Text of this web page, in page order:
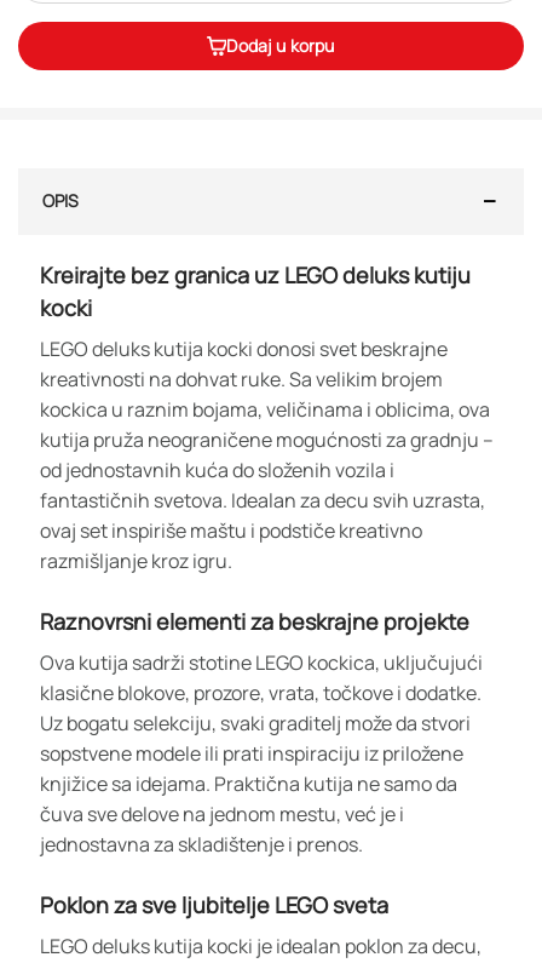
Dodaj u korpu
OPIS
Kreirajte bez granica uz LEGO deluks kutiju
kocki
LEGO deluks kutija kocki donosi svet beskrajne
kreativnosti na dohvat ruke. Sa velikim brojem
kockica u raznim bojama, veličinama i oblicima, ova
kutija pruža neograničene mogućnosti za gradnju –
od jednostavnih kuća do složenih vozila i
fantastičnih svetova. Idealan za decu svih uzrasta,
ovaj set inspiriše maštu i podstiče kreativno
razmišljanje kroz igru.
Raznovrsni elementi za beskrajne projekte
Ova kutija sadrži stotine LEGO kockica, uključujući
klasične blokove, prozore, vrata, točkove i dodatke.
Uz bogatu selekciju, svaki graditelj može da stvori
sopstvene modele ili prati inspiraciju iz priložene
knjižice sa idejama. Praktična kutija ne samo da
čuva sve delove na jednom mestu, već je i
jednostavna za skladištenje i prenos.
Poklon za sve ljubitelje LEGO sveta
LEGO deluks kutija kocki je idealan poklon za decu,